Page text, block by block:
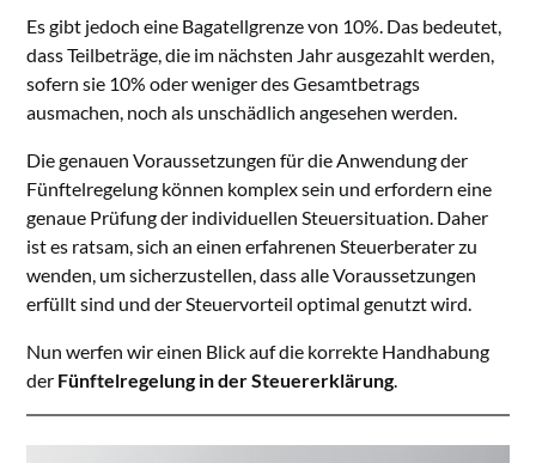
Es gibt jedoch eine Bagatellgrenze von 10%. Das bedeutet,
dass Teilbeträge, die im nächsten Jahr ausgezahlt werden,
sofern sie 10% oder weniger des Gesamtbetrags
ausmachen, noch als unschädlich angesehen werden.
Die genauen Voraussetzungen für die Anwendung der
Fünftelregelung können komplex sein und erfordern eine
genaue Prüfung der individuellen Steuersituation. Daher
ist es ratsam, sich an einen erfahrenen Steuerberater zu
wenden, um sicherzustellen, dass alle Voraussetzungen
erfüllt sind und der Steuervorteil optimal genutzt wird.
Nun werfen wir einen Blick auf die korrekte Handhabung
der Fünftelregelung in der Steuererklärung.